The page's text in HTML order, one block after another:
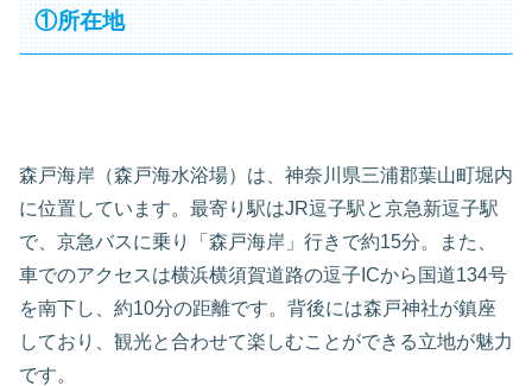
①所在地
森戸海岸（森戸海水浴場）は、神奈川県三浦郡葉山町堀内
に位置しています。最寄り駅はJR逗子駅と京急新逗子駅
で、京急バスに乗り「森戸海岸」行きで約15分。また、
車でのアクセスは横浜横須賀道路の逗子ICから国道134号
を南下し、約10分の距離です。背後には森戸神社が鎮座
しており、観光と合わせて楽しむことができる立地が魅力
です。